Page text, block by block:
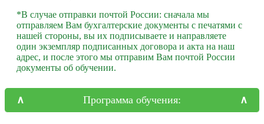
*В случае отправки почтой России: сначала мы
отправляем Вам бухгалтерские документы с печатями с
нашей стороны, вы их подписываете и направляете
один экземпляр подписанных договора и акта на наш
адрес, и после этого мы отправим Вам почтой России
документы об обучении.
Программа обучения: